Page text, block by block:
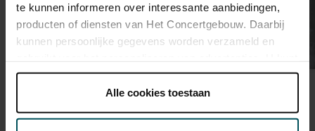
te kunnen informeren over interessante aanbiedingen,
producten of diensten van Het Concertgebouw. Daarbij
kunnen persoonlijke gegevens worden verzameld en
onder 'aanpassen' zelf welke cookies wij mogen
Lees onze cookieverklaring hier. Lees onze
Alle cookies toestaan